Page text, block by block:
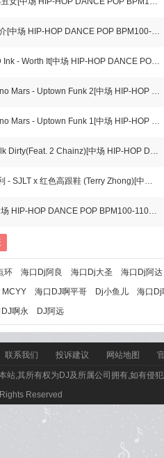
021、安全着陆 - 个人简介[中场 HIP-HOP DANCE POP BPM100-110歌路]
020、Fifth Harmony,KiD Ink - Worth It[中场 HIP-HOP DANCE POP BPM100-110歌路]
019、Mark Ronson,Bruno Mars - Uptown Funk 2[中场 HIP-HOP DANCE POP BPM100-110歌路]
018、Mark Ronson,Bruno Mars - Uptown Funk 1[中场 HIP-HOP DANCE POP BPM100-110歌路]
017、Jason Derulo - Talk Dirty(Feat. 2 Chainz)[中场 HIP-HOP DANCE POP BPM100-110歌路]
016、Terry Zhong 钟天利 - SJLT x 红色高跟鞋 (Terry Zhong)[中场 HIP-HOP DANCE POP BPM100-110歌路]
015、周杰伦 - 双截棍[中场 HIP-HOP DANCE POP BPM100-110歌路]
环 海口Dj阿良 海口Dj大圣
海口Dj阿达
MCYY 海口DJ啊平哥 Dj小鱼儿
海口Dj
啊永 DJ阿远
联系我们 投诉建议 网站地图
站,其所有权为DJ及所属公司拥有,如有侵
Reserved